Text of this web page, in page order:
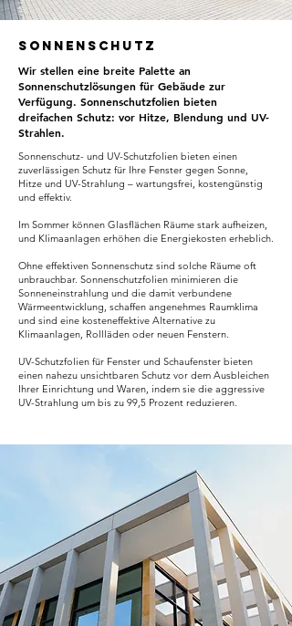
Sonnenschutz
Wir stellen eine breite Palette an
Sonnenschutzlösungen für Gebäude zur
Verfügung. Sonnenschutzfolien bieten
dreifachen Schutz: vor Hitze, Blendung und UV-
Strahlen.
Sonnenschutz- und UV-Schutzfolien bieten einen
zuverlässigen Schutz für Ihre Fenster gegen Sonne,
Hitze und UV-Strahlung – wartungsfrei, kostengünstig
und effektiv.
Im Sommer können Glasflächen Räume stark aufheizen,
und Klimaanlagen erhöhen die Energiekosten erheblich.
Ohne effektiven Sonnenschutz sind solche Räume oft
unbrauchbar. Sonnenschutzfolien minimieren die
Sonneneinstrahlung und die damit verbundene
Wärmeentwicklung, schaffen angenehmes Raumklima
und sind eine kosteneffektive Alternative zu
Klimaanlagen, Rollläden oder neuen Fenstern.
UV-Schutzfolien für Fenster und Schaufenster bieten
einen nahezu unsichtbaren Schutz vor dem Ausbleichen
Ihrer Einrichtung und Waren, indem sie die aggressive
UV-Strahlung um bis zu 99,5 Prozent reduzieren.